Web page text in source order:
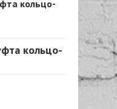
кольцо-
кольцо-